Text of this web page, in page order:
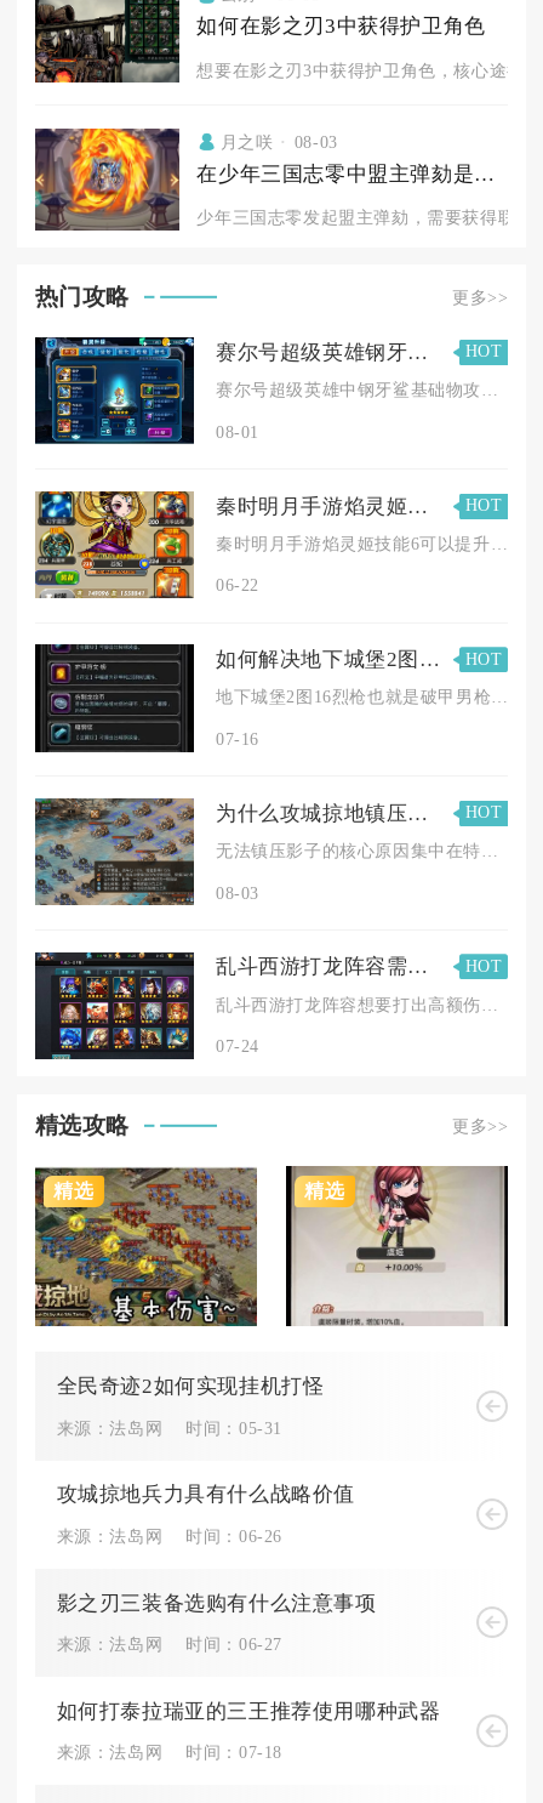
如何在影之刃3中获得护卫角色
想要在影之刃3中获得护卫角色，核心途径
月之咲 08-03
在少年三国志零中盟主弹劾是否需要获得多数玩家的同意
少年三国志零发起盟主弹劾，需要获得联盟
热门攻略 更多>>
赛尔号超级英雄钢牙鲨的攻击力有多大
HOT
08-01
秦时明月手游焰灵姬技能6可以提升自身的攻击力吗
HOT
06-22
如何解决地下城堡2图16烈枪攻略中的困难
HOT
地下城堡2图16烈枪也就是破甲男枪，通关的核心难点在于BOS...
07-16
为什么攻城掠地镇压不了影子
HOT
08-03
乱斗西游打龙阵容需要注意哪些细节
HOT
07-24
精选攻略 更多>>
精选 精选
全民奇迹2如何实现挂机打怪
来源：法岛网 时间：05-31
攻城掠地兵力具有什么战略价值
来源：法岛网 时间：06-26
影之刃三装备选购有什么注意事项
来源：法岛网 时间：06-27
如何打泰拉瑞亚的三王推荐使用哪种武器
来源：法岛网 时间：07-18